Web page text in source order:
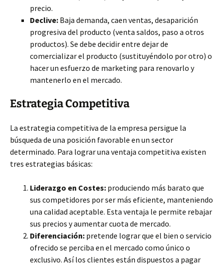
precio.
Declive: Baja demanda, caen ventas, desaparición
progresiva del producto (venta saldos, paso a otros
productos). Se debe decidir entre dejar de
comercializar el producto (sustituyéndolo por otro) o
hacer un esfuerzo de marketing para renovarlo y
mantenerlo en el mercado.
Estrategia Competitiva
La estrategia competitiva de la empresa persigue la
búsqueda de una posición favorable en un sector
determinado. Para lograr una ventaja competitiva existen
tres estrategias básicas:
Liderazgo en Costes: produciendo más barato que
sus competidores por ser más eficiente, manteniendo
una calidad aceptable. Esta ventaja le permite rebajar
sus precios y aumentar cuota de mercado.
Diferenciación: pretende lograr que el bien o servicio
ofrecido se perciba en el mercado como único o
exclusivo. Así los clientes están dispuestos a pagar